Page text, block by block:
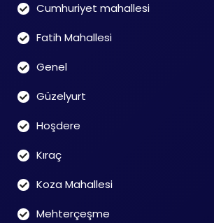
Cumhuriyet mahallesi
Fatih Mahallesi
Genel
Güzelyurt
Hoşdere
Kıraç
Koza Mahallesi
Mehterçeşme